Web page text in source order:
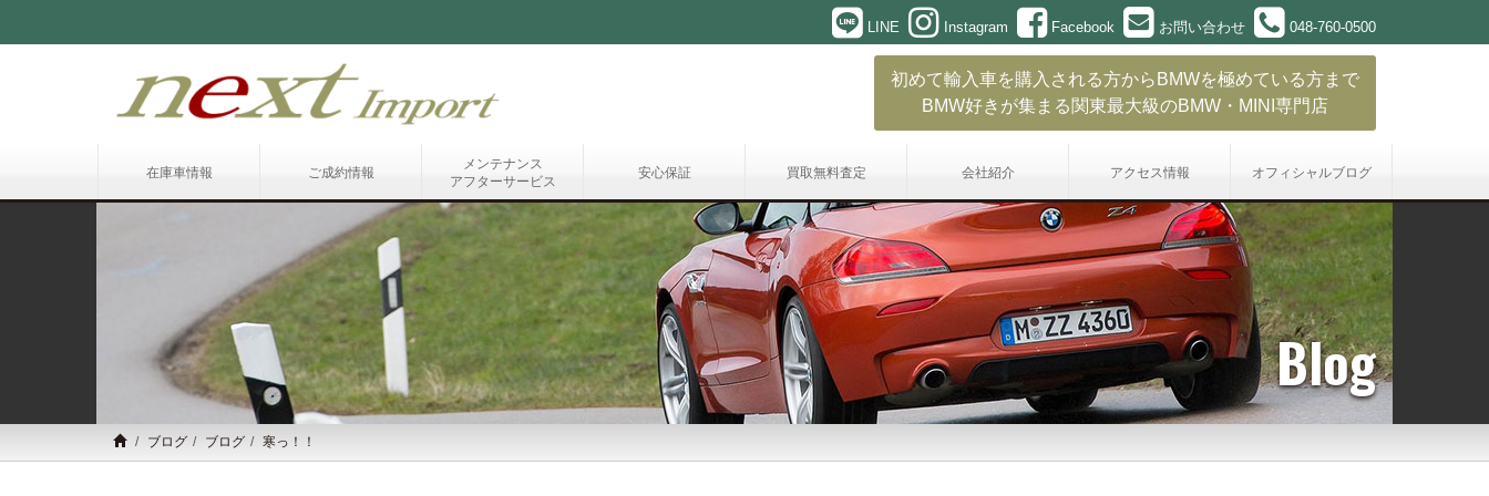
LINE Instagram Facebook お問い合わせ 048-760-0500
初めて輸入車を購入される方からBMWを極めている方まで
BMW好きが集まる関東最大級のBMW・MINI専門店
在庫車情報 ご成約情報
メンテナンス
アフターサービス
安心保証 買取無料査定 会社紹介 アクセス情報 オフィシャルブログ
Blog
ブログ ブログ 寒っ！！